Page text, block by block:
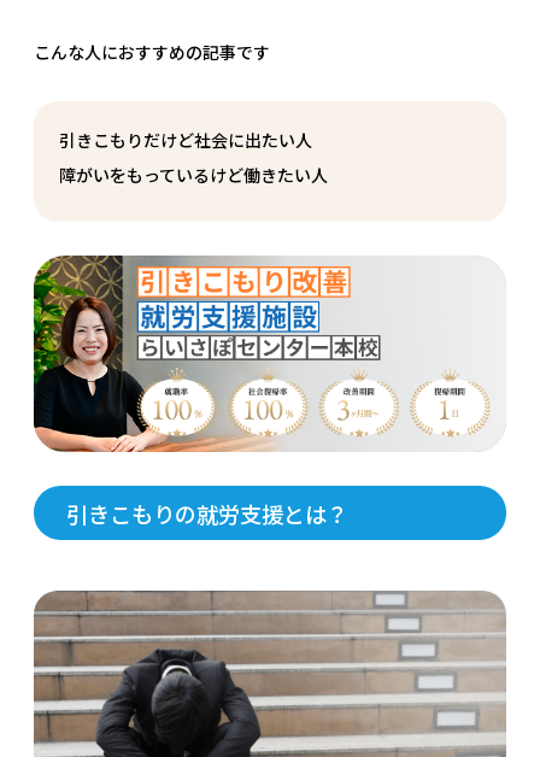
こんな人におすすめの記事です
引きこもりだけど社会に出たい人
障がいをもっているけど働きたい人
引きこもりの就労支援とは？